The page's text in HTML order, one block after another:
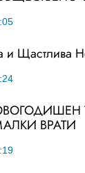
и Щастлива
ВРАТИ